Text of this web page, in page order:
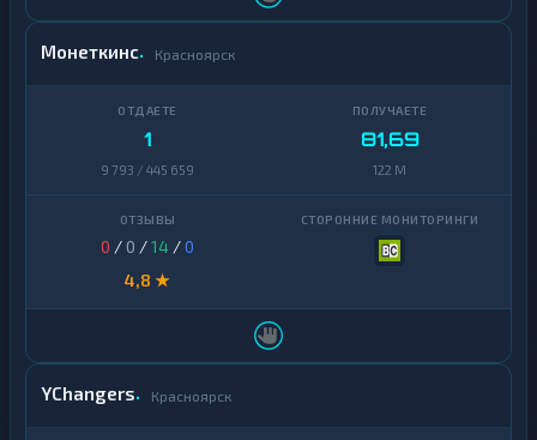
Монеткинс Красноярск
1
9 793 / 445 659
81,69
122 M
0 / 0 /14 /0
4,8 ★
YChangers Красноярск